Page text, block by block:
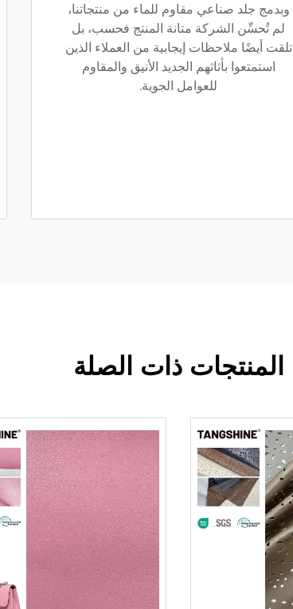
وبدمج جلد صناعي مقاوم للماء من منتجاتنا،
لم تُحسِّن الشركة متانة المنتج فحسب، بل
تلقت أيضًا ملاحظات إيجابية من العملاء الذين
استمتعوا بأثاثهم الجديد الأنيق والمقاوم
للعوامل الجوية.
المنتجات ذات الصلة